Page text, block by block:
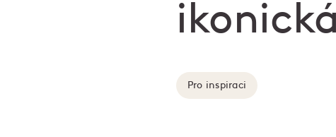
Pro inspiraci